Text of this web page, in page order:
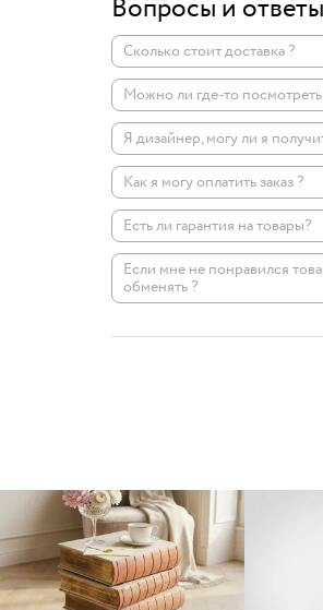
Вопросы и ответы
Сколько стоит доставка ?
Можно ли где-то
Я дизайнер, могу ли я
Как я могу оплатить заказ ?
Есть ли гарантия на товары?
Если мне не понравился
обменять ?